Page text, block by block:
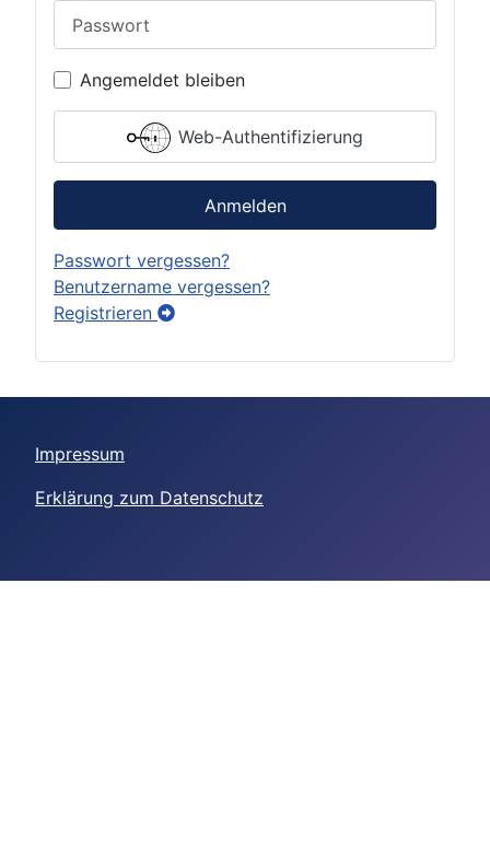
Angemeldet bleiben
Web-Authentifizierung
Anmelden
Passwort vergessen?
Benutzername vergessen?
Registrieren
Impressum
Erklärung zum Datenschutz